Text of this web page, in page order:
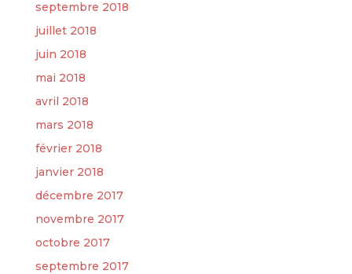
septembre 2018
juillet 2018
juin 2018
mai 2018
avril 2018
mars 2018
février 2018
janvier 2018
décembre 2017
novembre 2017
octobre 2017
septembre 2017